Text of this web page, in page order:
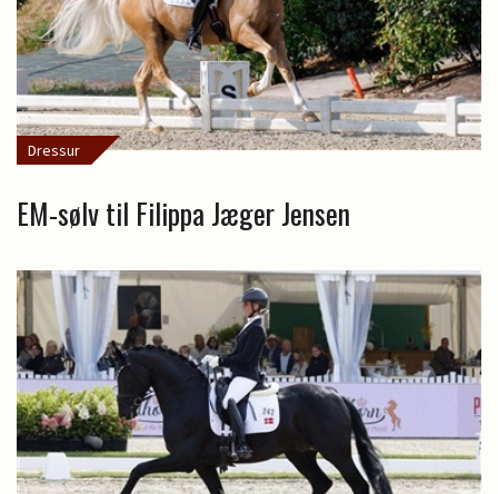
Dressur
EM-sølv til Filippa Jæger Jensen